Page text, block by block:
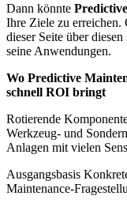
Dann könnte
Ihre Ziele zu erreichen.
dieser Seite über
seine Anwendungen.
Wo Predictive
schnell ROI bringt
Rotierende
Werkzeug- und
Anlagen mit vielen
Ausgangsbasis
Maintenance-